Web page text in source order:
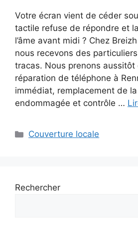
Votre écran vient de céder
tactile refuse de répondre et
l’âme avant midi ? Chez
nous recevons des
tracas. Nous prenons aussitôt
réparation de téléphone à
immédiat, remplacement de
endommagée et contrôle …
Couverture locale
Rechercher